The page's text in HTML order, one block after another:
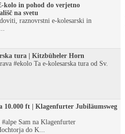
kolo in pohod do verjetno
na svetu
raznovrstni e-kolesarski in
tura | Kitzbüheler Horn
#ekolo Ta e-kolesarska tura od Sv.
10.000 ft | Klagenfurter Jubiläumsweg
Sam na Klagenfurter
do K...